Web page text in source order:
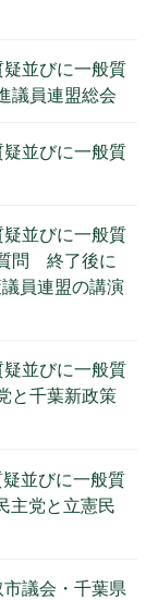
並びに一般質
議員連盟総会
並びに一般質
並びに一般質
問 終了後に
員連盟の講演
並びに一般質
と千葉新政策
並びに一般質
主党と立憲民
議会・千葉県